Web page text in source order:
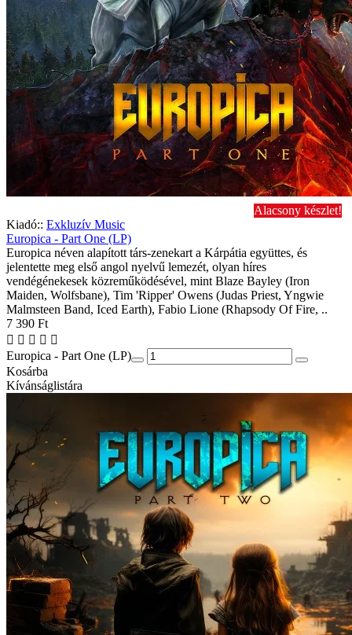
Alacsony készlet!
Kiadó:: Exkluzív Music
Europica - Part One (LP)
Europica néven alapított társ-zenekart a Kárpátia együttes, és
jelentette meg első angol nyelvű lemezét, olyan híres
vendégénekesek közreműködésével, mint Blaze Bayley (Iron
Maiden, Wolfsbane), Tim 'Ripper' Owens (Judas Priest, Yngwie
Malmsteen Band, Iced Earth), Fabio Lione (Rhapsody Of Fire, ..
7 390 Ft
Europica - Part One (LP)
Kosárba
Kívánságlistára